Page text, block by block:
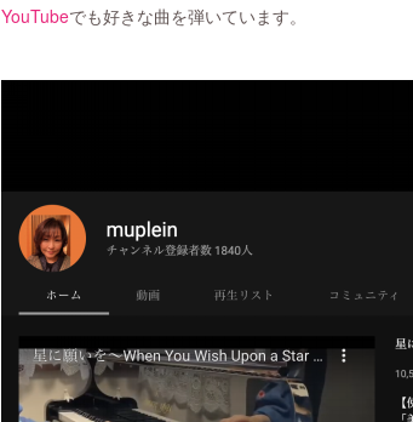
YouTubeでも好きな曲を弾いています。